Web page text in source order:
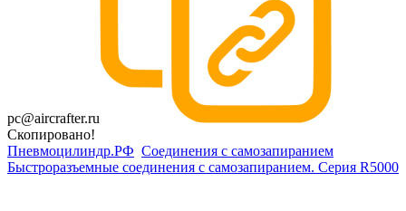
pc@aircrafter.ru
Скопировано!
Пневмоцилиндр.РФ Соединения с самозапиранием
Быстроразъемные соединения с самозапиранием. Серия R5000